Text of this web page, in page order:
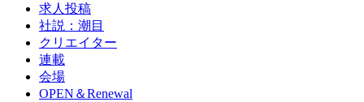
求人投稿
社説：潮目
クリエイター
連載
会場
OPEN＆Renewal